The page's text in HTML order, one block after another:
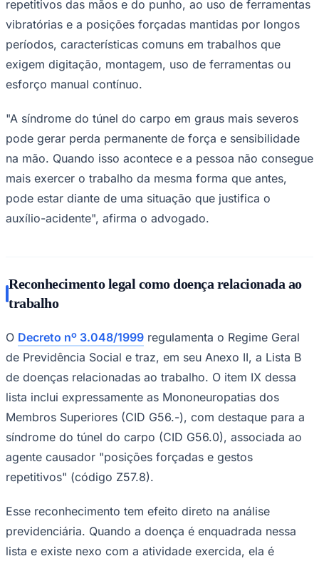
Corinthians
Palmeiras
repetitivos das mãos e do punho, ao uso de ferramentas
vibratórias e a posições forçadas mantidas por longos
períodos, características comuns em trabalhos que
exigem digitação, montagem, uso de ferramentas ou
esforço manual contínuo.
"A síndrome do túnel do carpo em graus mais severos
pode gerar perda permanente de força e sensibilidade
na mão. Quando isso acontece e a pessoa não consegue
mais exercer o trabalho da mesma forma que antes,
pode estar diante de uma situação que justifica o
auxílio-acidente", afirma o advogado.
Reconhecimento legal como doença relacionada ao
trabalho
O Decreto nº 3.048/1999 regulamenta o Regime Geral
de Previdência Social e traz, em seu Anexo II, a Lista B
de doenças relacionadas ao trabalho. O item IX dessa
lista inclui expressamente as Mononeuropatias dos
Membros Superiores (CID G56.-), com destaque para a
síndrome do túnel do carpo (CID G56.0), associada ao
agente causador "posições forçadas e gestos
repetitivos" (código Z57.8).
Esse reconhecimento tem efeito direto na análise
previdenciária. Quando a doença é enquadrada nessa
lista e existe nexo com a atividade exercida, ela é